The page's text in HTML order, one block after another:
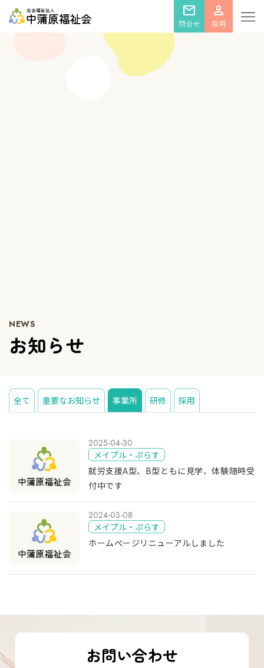
mail
問合せ
person
採用
NEWS
お知らせ
全て 重要なお知らせ 事業所 研修 採用
2025-04-30
メイプル・ぷらす
就労支援A型、B型ともに見学、体験随時受
付中です
2024-03-08
メイプル・ぷらす
ホームぺージリニューアルしました
お問い合わせ